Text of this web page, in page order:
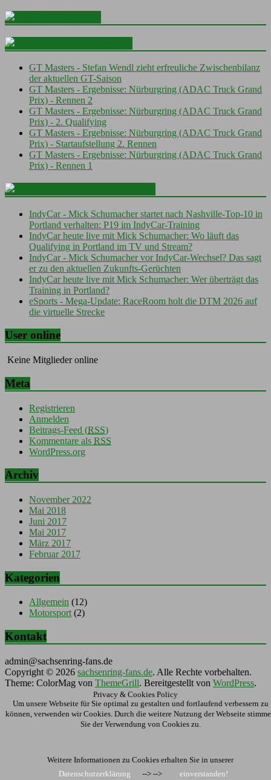
GT Masters - Stefan Wendl zieht erfreuliche Zwischenbilanz
der aktuellen GT-Saison
GT Masters - Ergebnisse: Nürburgring (ADAC Truck Grand
Prix) - Rennen 2
GT Masters - Ergebnisse: Nürburgring (ADAC Truck Grand
Prix) - 2. Qualifying
GT Masters - Ergebnisse: Nürburgring (ADAC Truck Grand
Prix) - Startaufstellung 2. Rennen
GT Masters - Ergebnisse: Nürburgring (ADAC Truck Grand
Prix) - Rennen 1
IndyCar - Mick Schumacher startet nach Nashville-Top-10 in
Portland verhalten: P19 im IndyCar-Training
IndyCar heute live mit Mick Schumacher: Wo läuft das
Qualifying in Portland im TV und Stream?
IndyCar - Mick Schumacher vor IndyCar-Wechsel? Das sagt
er zu den aktuellen Zukunfts-Gerüchten
IndyCar heute live mit Mick Schumacher: Wer überträgt das
Training in Portland?
eSports - Mega-Update: RaceRoom holt die DTM 2026 auf
die virtuelle Strecke
User online
Keine Mitglieder online
Meta
Registrieren
Anmelden
Beitrags-Feed (RSS)
Kommentare als RSS
WordPress.org
Archiv
November 2022
Mai 2018
Juni 2017
Mai 2017
März 2017
Februar 2017
Kategorien
Allgemein (12)
Motorsport(2)
Kontakt
admin@sachsenring-fans.de
Copyright © 2026 sachsenring-fans.de. Alle Rechte vorbehalten.
Theme: ColorMag von ThemeGrill. Bereitgestellt von WordPress.
Um unsere Webseite für Sie optimal zu gestalten und fortlaufend verbessern zu
können, verwenden wir Cookies. Durch die weitere Nutzung der Webseite
Sie der Verwendung von Cookies zu.
Weitere Informationen zu Cookies erhalten Sie in unserer
Datenschutzerklärung
--> --> einverstanden!
Privacy & Cookies Policy